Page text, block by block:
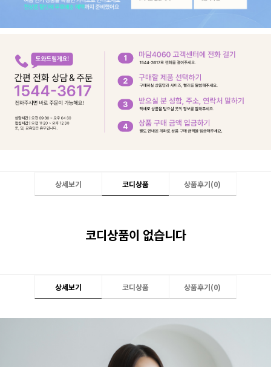
상세보기 코디상품 상품후기(0)
코디상품이 없습니다
상세보기 코디상품 상품후기(0)